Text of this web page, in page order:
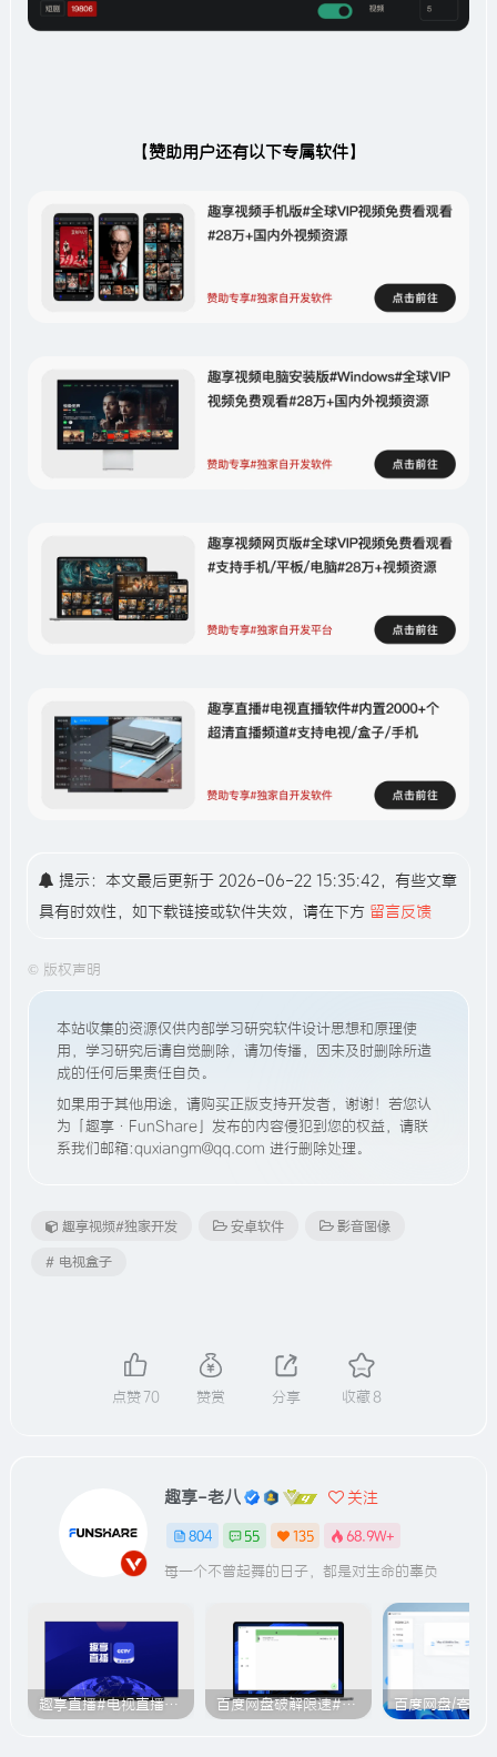
【赞助用户还有以下专属软件】
提示：本文最后更新于 2026-06-22 15:35:42，有些文章
具有时效性，如下载链接或软件失效，请在下方 留言反馈
© 版权声明
本站收集的资源仅供内部学习研究软件设计思想和原理使
用，学习研究后请自觉删除，请勿传播，因未及时删除所造
成的任何后果责任自负。
如果用于其他用途，请购买正版支持开发者，谢谢！若您认
为「趣享·FunShare」发布的内容侵犯到您的权益，请联
系我们邮箱:quxiangm@qq.com 进行删除处理。
趣享视频#独家开发 安卓软件 影音图像
# 电视盒子
点赞70 赞赏 分享 收藏8
趣享-老八 关注
804 55 135 68.9W+
每一个不曾起舞的日子，都是对生命的辜负
趣享直播#电视直播软件#2000+个超清直播频道#支持电视和安卓手机 百度网盘破解限速#突破官方限速#满速下载#A614